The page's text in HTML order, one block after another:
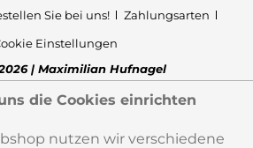
Sie bei uns!
Zahlungsarten
Einstellungen
| Maximilian Hufnagel
die Cookies einrichten
nutzen wir verschiedene